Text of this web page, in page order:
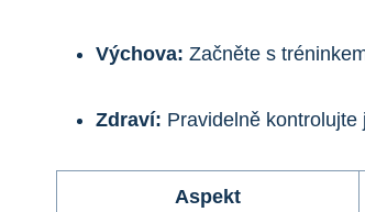
Výchova: ‍Začněte⁢ s
Zdraví: Pravidelně
Aspekt